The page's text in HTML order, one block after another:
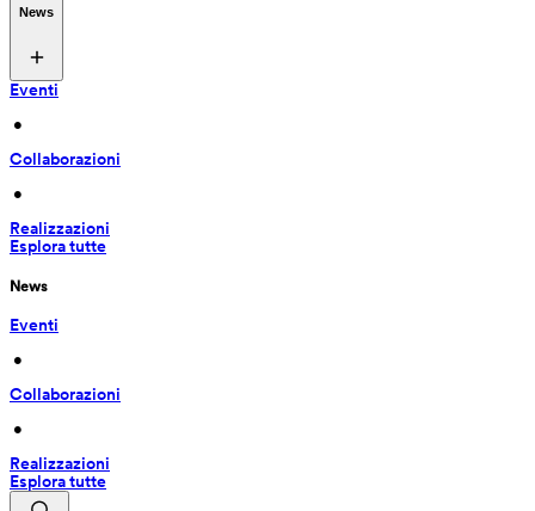
News
Eventi
•
Collaborazioni
•
Realizzazioni
Esplora tutte
News
Eventi
•
Collaborazioni
•
Realizzazioni
Esplora tutte